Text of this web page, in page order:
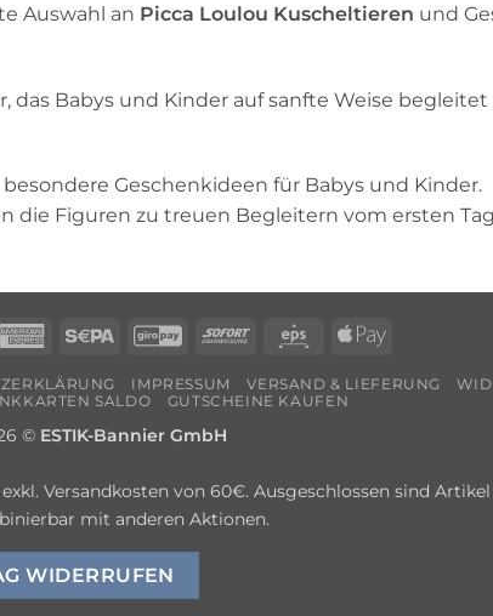
Auswahl an Picca Loulou Kuscheltieren und
Babys und Kinder auf sanfte Weise
Geschenkideen für Babys und Kinder.
die Figuren zu treuen Begleitern vom ersten
American Sepa GiroPaySofort Eps
Apple
IMPRESSUM VERSAND & LIEFERUNG
SALDO GUTSCHEINE KAUFEN
© ESTIK-Bannier GmbH
Versandkosten von 60€. Ausgeschlossen sind
mit anderen Aktionen.
WIDERRUFEN